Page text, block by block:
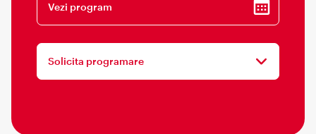
Vezi program
Solicita programare